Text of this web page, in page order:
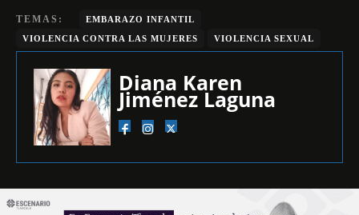
TEMAS:
EMBARAZO INFANTIL
VIOLENCIA CONTRA LAS MUJERES
VIOLENCIA SEXUAL
Diana Karen
Jiménez Laguna